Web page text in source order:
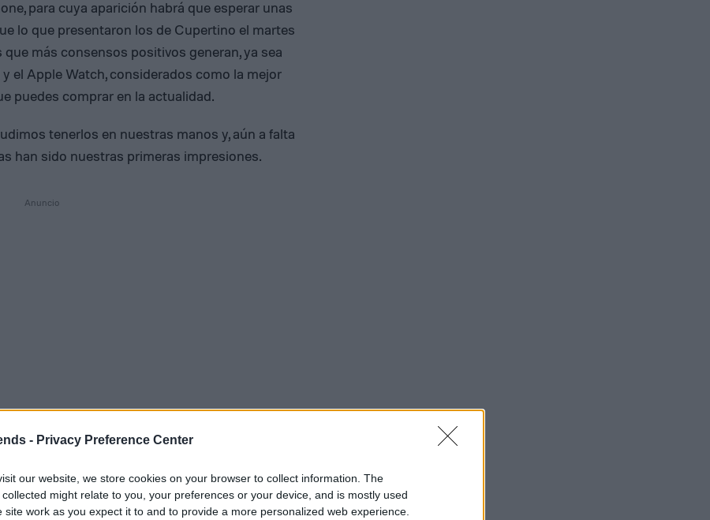
- Privacy Preference Center
our website, we store cookies on your browser to collect information. The
might relate to you, your preferences or your device, and is mostly used
site work as you expect it to and to provide a more personalized web experience.
para cuya aparición habrá que esperar unas
lo que presentaron los de Cupertino el martes
más consensos positivos generan, ya sea
el Apple Watch, considerados como la mejor
puedes comprar en la actualidad.
tenerlos en nuestras manos y, aún a falta
han sido nuestras primeras impresiones.